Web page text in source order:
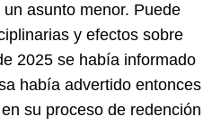
asunto menor. Puede
y efectos sobre
2025 se había informado
había advertido entonces
su proceso de redención